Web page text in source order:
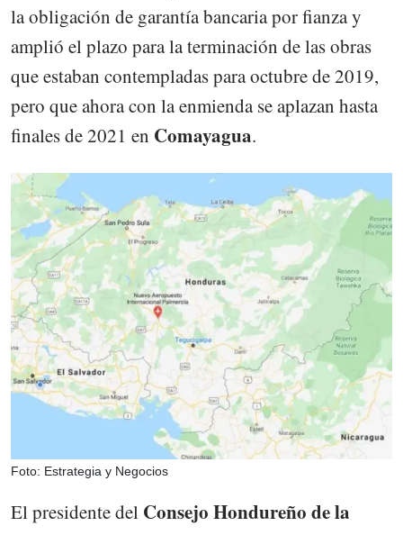
la obligación de garantía bancaria por fianza y
amplió el plazo para la terminación de las obras
que estaban contempladas para octubre de 2019,
pero que ahora con la enmienda se aplazan hasta
finales de 2021 en Comayagua.
Foto: Estrategia y Negocios
El presidente del Consejo Hondureño de la